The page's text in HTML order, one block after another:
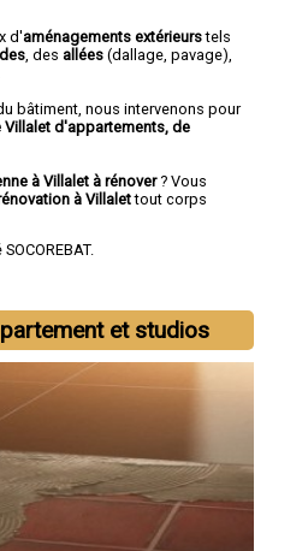
d'aménagements extérieurstels
, des allées (dallage, pavage),
bâtiment, nous intervenons pour
d'appartements, de
à Villalet à rénover? Vous
à Villalettout corps
et studios